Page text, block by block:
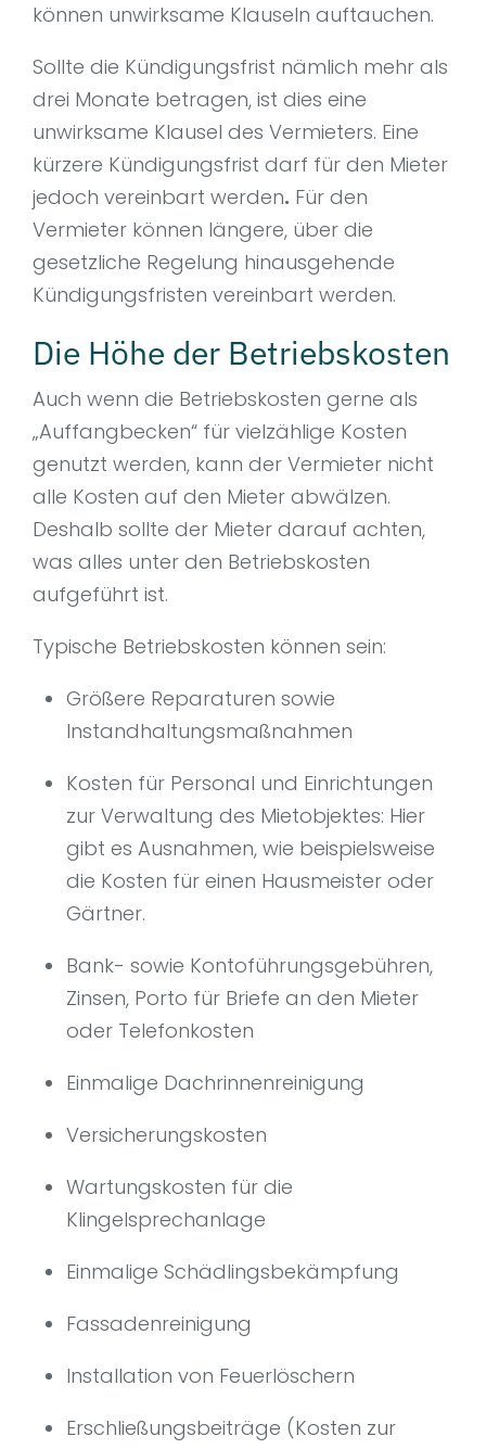
können unwirksame Klauseln auftauchen.
Sollte die Kündigungsfrist nämlich mehr als
drei Monate betragen, ist dies eine
unwirksame Klausel des Vermieters. Eine
kürzere Kündigungsfrist darf für den Mieter
jedoch vereinbart werden. Für den
Vermieter können längere, über die
gesetzliche Regelung hinausgehende
Kündigungsfristen vereinbart werden.
Die Höhe der Betriebskosten
Auch wenn die Betriebskosten gerne als
„Auffangbecken“ für vielzählige Kosten
genutzt werden, kann der Vermieter nicht
alle Kosten auf den Mieter abwälzen.
Deshalb sollte der Mieter darauf achten,
was alles unter den Betriebskosten
aufgeführt ist.
Typische Betriebskosten können sein:
Größere Reparaturen sowie
Instandhaltungsmaßnahmen
Kosten für Personal und Einrichtungen
zur Verwaltung des Mietobjektes: Hier
gibt es Ausnahmen, wie beispielsweise
die Kosten für einen Hausmeister oder
Gärtner.
Bank- sowie Kontoführungsgebühren,
Zinsen, Porto für Briefe an den Mieter
oder Telefonkosten
Einmalige Dachrinnenreinigung
Versicherungskosten
Wartungskosten für die
Klingelsprechanlage
Einmalige Schädlingsbekämpfung
Fassadenreinigung
Installation von Feuerlöschern
Erschließungsbeiträge (Kosten zur